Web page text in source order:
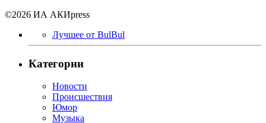
©2026 ИА АКИpress
Лучшее от BulBul
Категории
Новости
Происшествия
Юмор
Музыка